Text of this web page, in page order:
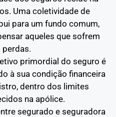
Uma coletividade de
para um fundo comum,
aqueles que sofrem
perdas.
primordial do seguro é
à sua condição financeira
dentro dos limites
na apólice.
segurado e seguradora